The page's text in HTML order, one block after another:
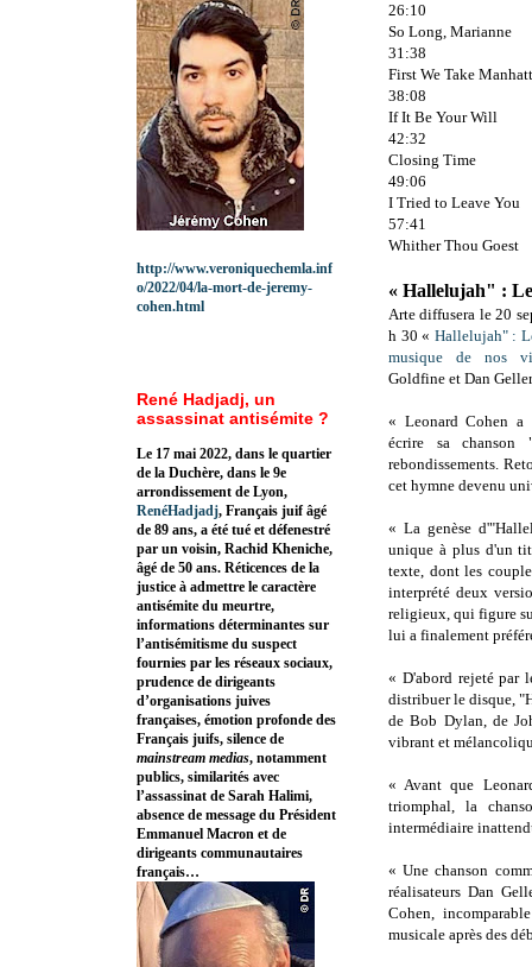
26:10
So Long, Marianne
31:38
First We Take
38:08
If It Be Your Will
42:32
Closing Time
49:06
I Tried to Leave You
57:41
Whither Thou Goest
« Hallelujah" :
Arte diffusera le 20
h 30 « Hallelujah" :
musique de nos
Goldfine et Dan Geller
« Leonard Cohen a
écrire sa chanson
rebondissements.
cet hymne devenu
« La genèse
unique à plus d'un
texte, dont les
interprété deux
religieux, qui figure
lui a finalement
« D'abord rejeté par
distribuer le disque,
de Bob Dylan, de
vibrant et
« Avant que
triomphal, la
intermédiaire
« Une chanson
réalisateurs Dan
Cohen,
musicale après des
http://www.veroniquechemla.inf
o/2022/04/la-mort-de-jeremy-
cohen.html
René Hadjadj, un
assassinat antisémite ?
Le 17 mai 2022, dans le quartier
de la Duchère, dans le 9e
arrondissement de Lyon,
RenéHadjadj, Français juif âgé
de 89 ans, a été tué et défenestré
par un voisin, Rachid Kheniche,
âgé de 50 ans. Réticences de la
justice à admettre le caractère
antisémite du meurtre,
informations déterminantes sur
l’antisémitisme du suspect
fournies par les réseaux sociaux,
prudence de dirigeants
d’organisations juives
françaises, émotion profonde des
Français juifs, silence de
mainstream medias, notamment
publics, similarités avec
l’assassinat de Sarah Halimi,
absence de message du Président
Emmanuel Macron et de
dirigeants communautaires
français…